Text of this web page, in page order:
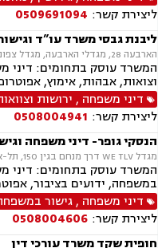
ליטיגציה, צווי מניעה, הסכמי
קביעת גיל, אפוטרופסות, צוואות
מתמשך, סכסוכי שכנים, חוזים
מושכר, לשון הרע, אסטרטגיה
ליצירת קשר: 0509691094
ליבנת גבסי משרד עו”ד
הארבעה 28, מגדלי הארבעה, מגדל צפוני, קומה 5, תל-אביב
המשרד עוסק בתחומים: דיני
וצואות, אבהות, אימוץ,
במשפחה, הורות חד מינית,
חטיפת ילדים, חלוקת רכוש,
מתמשך, ייצוג קטינים, מזונות,
הורי, פונדקאות, נשואים
אלימות במשפחה
דיני משפחה , ירושות
ליצירת קשר: 0508004941
הנסקי גופר- דיני משפחה
מגדל WE TLV דרך מנחם בגין 150, תל-אביב
המשרד עוסק בתחומים: דיני
במשפחה, ידועים בציבור,
הסכמי חיים משותפים, הורות
מינית, אבהות, צווי הורות
מתמשך, ירושות וצוואות,
שהות, איזון משאבים וחלוקת
דיני משפחה ,גישור
ליצירת קשר: 0508004606
חופית שקד משרד עורכי דין